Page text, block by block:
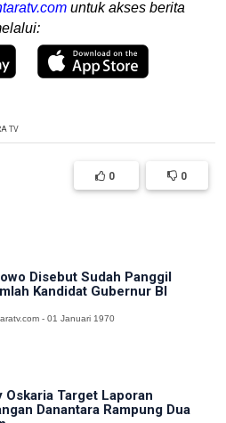
untuk akses berita
TV
0 0
Disebut Sudah Panggil
Kandidat Gubernur BI
- 01 Januari 1970
Oskaria Target Laporan
Danantara Rampung Dua